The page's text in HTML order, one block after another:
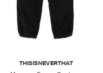
THISISNEVERTHAT